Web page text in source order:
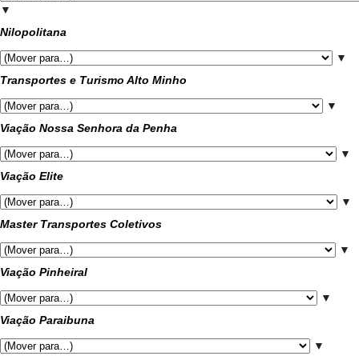
▼
Nilopolitana
▼
Transportes e Turismo Alto Minho
▼
Viação Nossa Senhora da Penha
▼
Viação Elite
▼
Master Transportes Coletivos
▼
Viação Pinheiral
▼
Viação Paraibuna
▼